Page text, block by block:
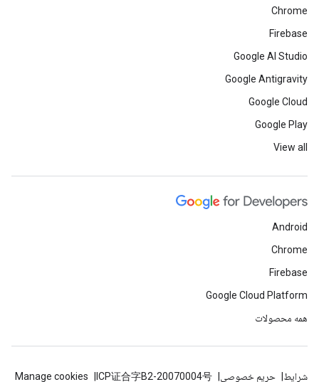
Chrome
Firebase
Google AI Studio
Google Antigravity
Google Cloud
Google Play
View all
Android
Chrome
Firebase
Google Cloud Platform
همه محصولات
شرایط حریم خصوصی ICP证合字B2-20070004号
Manage cookies